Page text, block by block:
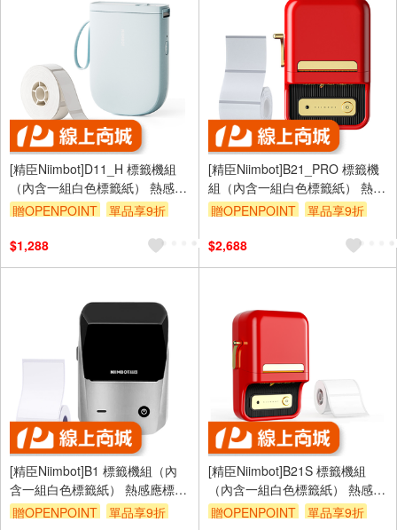
[精臣Niimbot]D11_H 標籤機組
（內含一組白色標籤紙） 熱感應
標籤機—月白藍
贈OPENPOINT
單品享9折
$1,288
[精臣Niimbot]B21_PRO 標籤機
組（內含一組白色標籤紙） 熱感
應標籤機—紅色
贈OPENPOINT
單品享9折
$2,688
[精臣Niimbot]B1 標籤機組（內
含一組白色標籤紙） 熱感應標籤
機—流光銀
贈OPENPOINT
單品享9折
[精臣Niimbot]B21S 標籤機組
（內含一組白色標籤紙） 熱感應
標籤機—紅色
贈OPENPOINT
單品享9折